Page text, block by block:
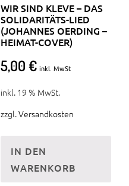
WIR SIND KLEVE – DAS
SOLIDARITÄTS-LIED
(JOHANNES OERDING –
HEIMAT-COVER)
5,00€ inkl. MwSt
inkl. 19 % MwSt.
zzgl.Versandkosten
IN DEN
WARENKORB